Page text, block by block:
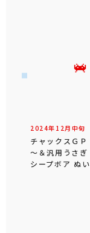
2024年 12 月 中旬
チャックスＧＰ
～＆汎用うさぎ
シープボア ぬ